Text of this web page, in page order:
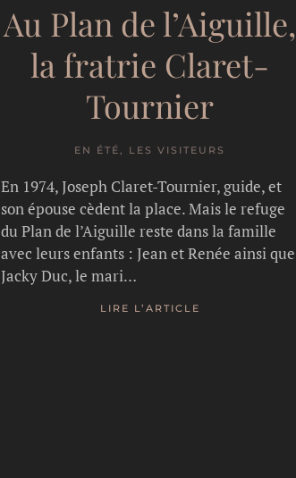
Au Plan de l’Aiguille,
la fratrie Claret-
Tournier
EN ÉTÉ, LES VISITEURS
En 1974, Joseph Claret-Tournier, guide, et
son épouse cèdent la place. Mais le refuge
du Plan de l’Aiguille reste dans la famille
avec leurs enfants : Jean et Renée ainsi que
Jacky Duc, le mari…
LIRE L’ARTICLE